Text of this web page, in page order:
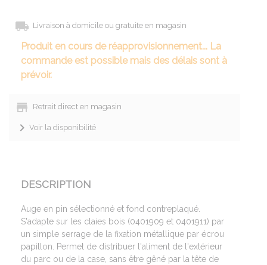
Livraison à domicile ou gratuite en magasin
Produit en cours de réapprovisionnement... La
commande est possible mais des délais sont à
prévoir.
Retrait direct en magasin
Voir la disponibilité
DESCRIPTION
Auge en pin sélectionné et fond contreplaqué.
S'adapte sur les claies bois (0401909 et 0401911) par
un simple serrage de la fixation métallique par écrou
papillon. Permet de distribuer l'aliment de l'extérieur
du parc ou de la case, sans être gêné par la tête de